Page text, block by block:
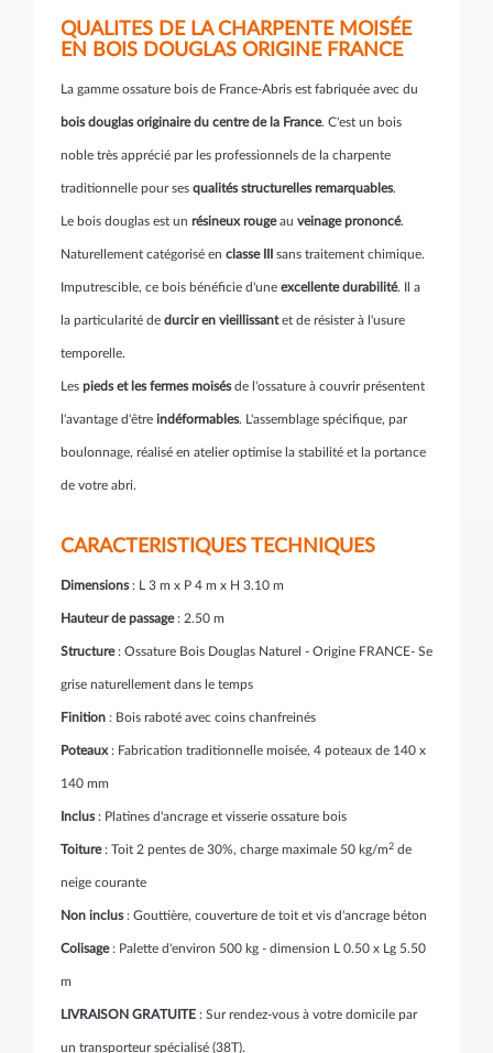
QUALITES DE LA CHARPENTE MOISÉE
EN BOIS DOUGLAS ORIGINE FRANCE
La gamme ossature bois de France-Abris est fabriquée avec du
bois douglas originaire du centre de la France. C'est un bois
noble très apprécié par les professionnels de la charpente
traditionnelle pour ses qualités structurelles remarquables.
Le bois douglas est un résineux rougeau veinage prononcé.
Naturellement catégorisé en classe III sans traitement chimique.
Imputrescible, ce bois bénéficie d'une excellente durabilité. Il a
la particularité de durcir en vieillissantet de résister à l'usure
temporelle.
Les pieds et les fermes moisésde l'ossature à couvrir présentent
l'avantage d'être indéformables. L'assemblage spécifique, par
boulonnage, réalisé en atelier optimise la stabilité et la portance
de votre abri.
CARACTERISTIQUES TECHNIQUES
Dimensions: L 3 m x P 4 m x H 3.10 m
Hauteur de passage: 2.50 m
Structure: Ossature Bois Douglas Naturel - Origine FRANCE- Se
grise naturellement dans le temps
Finition : Bois raboté avec coins chanfreinés
Poteaux: Fabrication traditionnelle moisée, 4 poteaux de 140 x
140 mm
Inclus: Platines d'ancrage et visserie ossature bois
Toiture: Toit 2 pentes de 30%, charge maximale 50 kg/m2 de
neige courante
Non inclus: Gouttière, couverture de toit et vis d'ancrage béton
Colisage: Palette d'environ 500 kg - dimension L 0.50 x Lg 5.50
m
LIVRAISON GRATUITE : Sur rendez-vous à votre domicile par
un transporteur spécialisé (38T).